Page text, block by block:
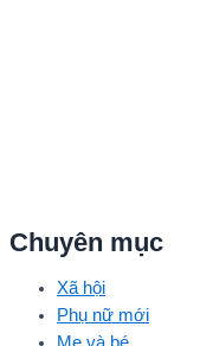
Chuyên mục
Xã hội
Phụ nữ mới